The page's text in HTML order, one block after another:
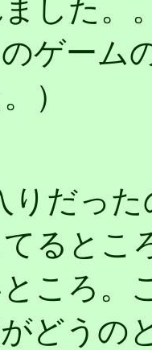
した。
ゲーム
）
りだっ
るとこ
ころ。
どうの